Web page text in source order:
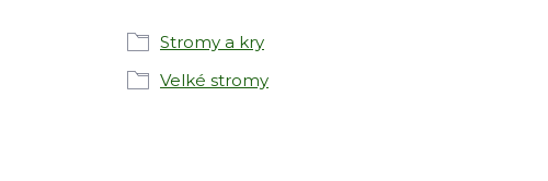
Stromy a kry
Velké stromy